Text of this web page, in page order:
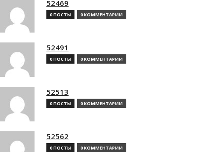
52469
0 ПОСТЫ 0 КОММЕНТАРИИ
52491
0 ПОСТЫ 0 КОММЕНТАРИИ
52513
0 ПОСТЫ 0 КОММЕНТАРИИ
52562
0 ПОСТЫ 0 КОММЕНТАРИИ